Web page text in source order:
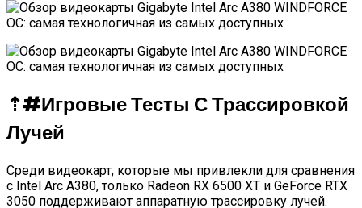
⇡#Игровые Тесты С Трассировкой
Лучей
Среди видеокарт, которые мы привлекли для сравнения
с Intel Arc A380, только Radeon RX 6500 XT и GeForce RTX
3050 поддерживают аппаратную трассировку лучей.